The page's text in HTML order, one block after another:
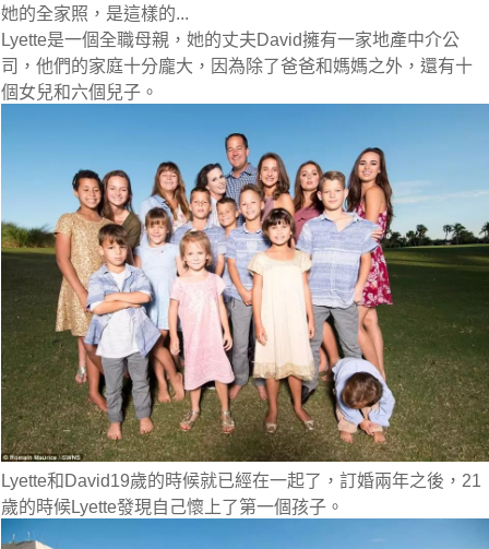
她的全家照，是這樣的...
Lyette是一個全職母親，她的丈夫David擁有一家地產中介公
司，他們的家庭十分龐大，因為除了爸爸和媽媽之外，還有十
個女兒和六個兒子。
Lyette和David19歲的時候就已經在一起了，訂婚兩年之後，21
歲的時候Lyette發現自己懷上了第一個孩子。